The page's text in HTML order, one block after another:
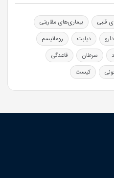
قلبی
بیماری‌های مقاربتی
دارو دیابت
روماتیسم
سرطان
قاعدگی
کیست